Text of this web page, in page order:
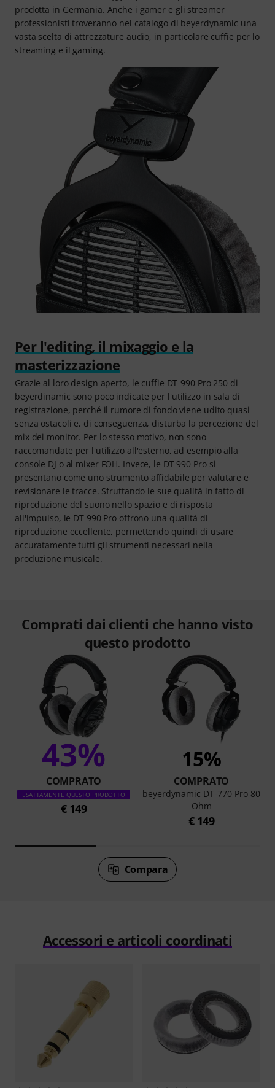
prodotta in Germania. Anche i gamer e gli streamer
professionisti troveranno nel catalogo di beyerdynamic una
vasta scelta di attrezzature audio, in particolare cuffie per lo
streaming e il gaming.
Per l'editing, il mixaggio e la
masterizzazione
Grazie al loro design aperto, le cuffie DT-990 Pro 250 di
beyerdinamic sono poco indicate per l'utilizzo in sala di
registrazione, perché il rumore di fondo viene udito quasi
senza ostacoli e, di conseguenza, disturba la percezione del
mix dei monitor. Per lo stesso motivo, non sono
raccomandate per l'utilizzo all'esterno, ad esempio alla
console DJ o al mixer FOH. Invece, le DT 990 Pro si
presentano come uno strumento affidabile per valutare e
revisionare le tracce. Sfruttando le sue qualità in fatto di
riproduzione del suono nello spazio e di risposta
all'impulso, le DT 990 Pro offrono una qualità di
riproduzione eccellente, permettendo quindi di usare
accuratamente tutti gli strumenti necessari nella
produzione musicale.
Comprati dai clienti che hanno visto
questo prodotto
43%
COMPRATO
ESATTAMENTE QUESTO PRODOTTO
€ 149
15%
COMPRATO
beyerdynamic DT-770 Pro 80
Ohm
€ 149
Compara
Accessori e articoli coordinati